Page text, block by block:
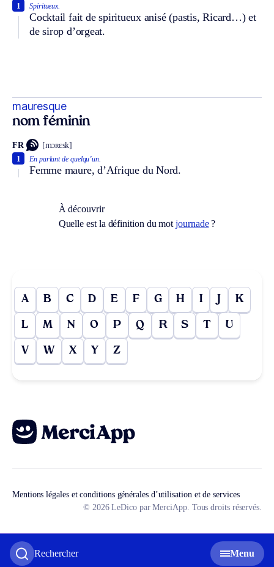
Rechercher Menu
Spiritueux.
Cocktail fait de spiritueux anisé (pastis, Ricard…) et
de sirop d’orgeat.
1
mauresque
nom féminin
FR [mɔʀɛsk]
En parlant de quelqu’un.
Femme maure, d’Afrique du Nord.
1
À découvrir
Quelle est la définition du motjournade?
A B C D E F G H I J K
L M N O P Q R S T U
V W X Y Z
Mentions légales et conditions générales d’utilisation et de services
© 2026 LeDico par MerciApp. Tous droits réservés.